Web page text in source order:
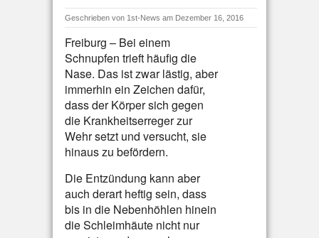
Geschrieben von 1st-News am Dezember 16, 2016
Freiburg – Bei einem
Schnupfen trieft häufig die
Nase. Das ist zwar lästig, aber
immerhin ein Zeichen dafür,
dass der Körper sich gegen
die Krankheitserreger zur
Wehr setzt und versucht, sie
hinaus zu befördern.
Die Entzündung kann aber
auch derart heftig sein, dass
bis in die Nebenhöhlen hinein
die Schleimhäute nicht nur